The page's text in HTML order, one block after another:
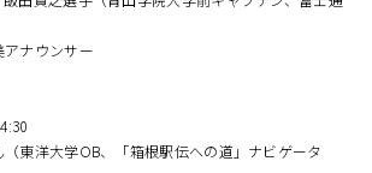
ナウンサー
東洋大学OB、「箱根駅伝への道」ナビゲータ